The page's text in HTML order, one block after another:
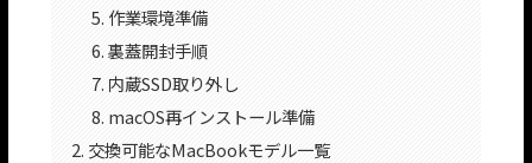
作業環境準備
裏蓋開封手順
内蔵SSD取り外し
macOS再インストール準備
交換可能なMacBookモデル一覧